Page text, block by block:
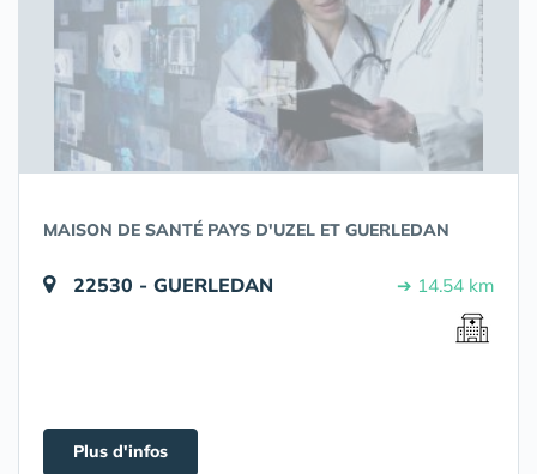
MAISON DE SANTÉ PAYS D'UZEL ET GUERLEDAN
22530 - GUERLEDAN ➔ 14.54 km
Plus d'infos